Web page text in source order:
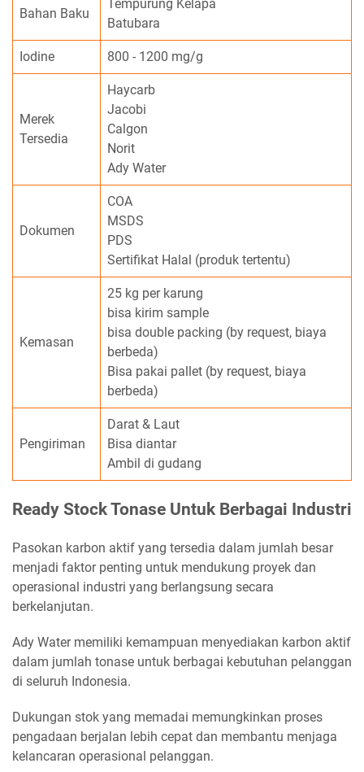
Bahan Baku
Tempurung Kelapa
Batubara
Iodine 800 - 1200 mg/g
Merek
Tersedia
Haycarb
Jacobi
Calgon
Norit
Ady Water
Dokumen
COA
MSDS
PDS
Sertifikat Halal (produk tertentu)
Kemasan
25 kg per karung
bisa kirim sample
bisa double packing (by request, biaya
berbeda)
Bisa pakai pallet (by request, biaya
berbeda)
Pengiriman
Darat & Laut
Bisa diantar
Ambil di gudang
Ready Stock Tonase Untuk Berbagai Industri
Pasokan karbon aktif yang tersedia dalam jumlah besar
menjadi faktor penting untuk mendukung proyek dan
operasional industri yang berlangsung secara
berkelanjutan.
Ady Water memiliki kemampuan menyediakan karbon aktif
dalam jumlah tonase untuk berbagai kebutuhan pelanggan
di seluruh Indonesia.
Dukungan stok yang memadai memungkinkan proses
pengadaan berjalan lebih cepat dan membantu menjaga
kelancaran operasional pelanggan.